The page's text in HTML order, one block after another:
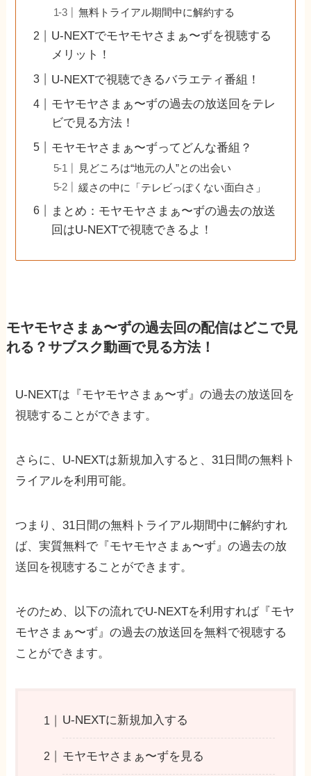
無料トライアル期間中に解約する
U-NEXTでモヤモヤさまぁ〜ずを視聴する
メリット！
U-NEXTで視聴できるバラエティ番組！
モヤモヤさまぁ〜ずの過去の放送回をテレ
ビで見る方法！
モヤモヤさまぁ〜ずってどんな番組？
見どころは“地元の人”との出会い
緩さの中に「テレビっぽくない面白さ」
まとめ：モヤモヤさまぁ〜ずの過去の放送
回はU-NEXTで視聴できるよ！
モヤモヤさまぁ〜ずの過去回の配信はどこで見
れる？サブスク動画で見る方法！
U-NEXTは『モヤモヤさまぁ〜ず』の過去の放送回を
視聴することができます。
さらに、U-NEXTは新規加入すると、31日間の無料ト
ライアルを利用可能。
つまり、31日間の無料トライアル期間中に解約すれ
ば、実質無料で『モヤモヤさまぁ〜ず』の過去の放
送回を視聴することができます。
そのため、以下の流れでU-NEXTを利用すれば『モヤ
モヤさまぁ〜ず』の過去の放送回を無料で視聴する
ことができます。
U-NEXTに新規加入する
モヤモヤさまぁ〜ずを見る